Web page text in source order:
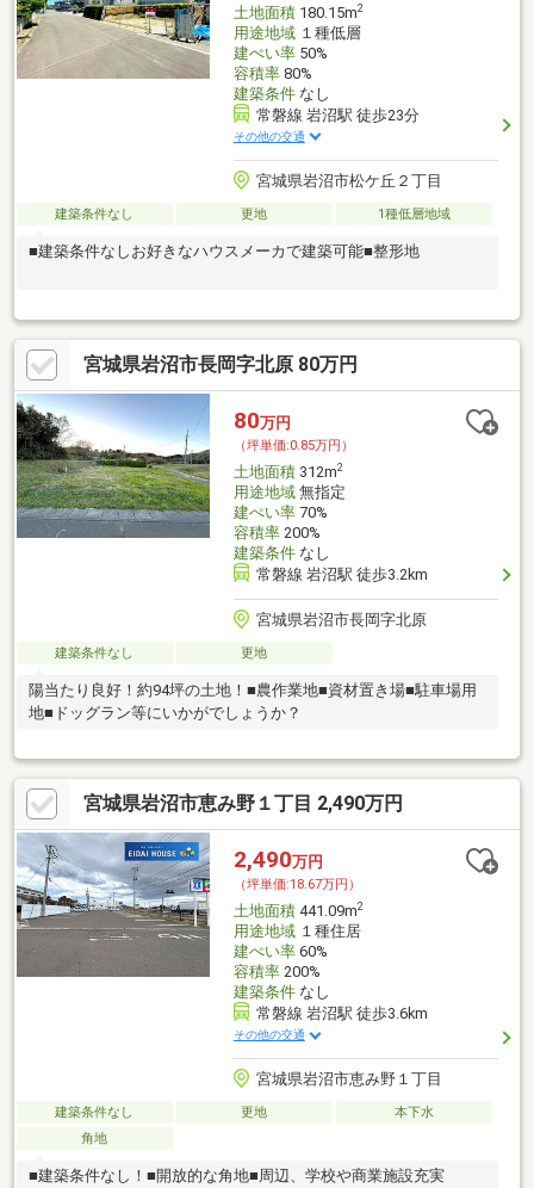
土地面積180.15m2
用途地域１種低層
建ぺい率50%
容積率80%
建築条件なし
常磐線 岩沼駅 徒歩23分
その他の交通
宮城県岩沼市松ケ丘２丁目
建築条件なし 更地 1種低層地域
■建築条件なしお好きなハウスメーカで建築可能■整形地
宮城県岩沼市長岡字北原 80万円
80万円
（坪単価:0.85万円）
土地面積312m2
用途地域無指定
建ぺい率70%
容積率200%
建築条件なし
常磐線 岩沼駅 徒歩3.2km
宮城県岩沼市長岡字北原
建築条件なし 更地
陽当たり良好！約94坪の土地！■農作業地■資材置き場■駐車場用
地■ドッグラン等にいかがでしょうか？
宮城県岩沼市恵み野１丁目 2,490万円
2,490万円
（坪単価:18.67万円）
土地面積441.09m2
用途地域１種住居
建ぺい率60%
容積率200%
建築条件なし
常磐線 岩沼駅 徒歩3.6km
その他の交通
宮城県岩沼市恵み野１丁目
建築条件なし 更地
本下水
角地
■建築条件なし！■開放的な角地■周辺、学校や商業施設充実